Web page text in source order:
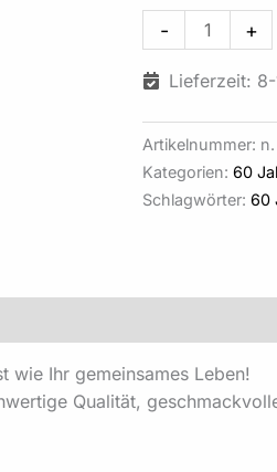
- +
Lieferzeit:
Artikelnummer:
Kategorien:60
Schlagwörter:60
wie Ihr gemeinsames Leben!
Qualität,